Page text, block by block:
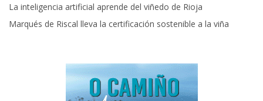
La inteligencia artificial aprende del viñedo de Rioja
Marqués de Riscal lleva la certificación sostenible a la viña